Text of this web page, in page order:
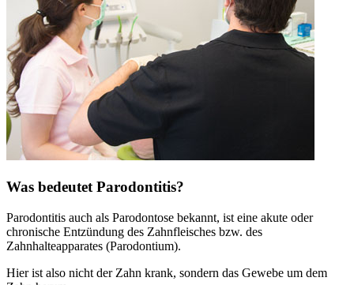
Was bedeutet Parodontitis?
Parodontitis auch als Parodontose bekannt, ist eine akute oder
chronische Entzündung des Zahnfleisches bzw. des
Zahnhalteapparates (Parodontium).
Hier ist also nicht der Zahn krank, sondern das Gewebe um dem